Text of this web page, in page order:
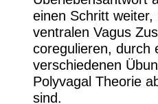
einen Schritt weiter,
ventralen Vagus
coregulieren, durch
verschiedenen
Polyvagal Theorie
sind.